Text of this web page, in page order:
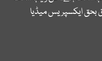
بحق ایکسپریس میڈیا